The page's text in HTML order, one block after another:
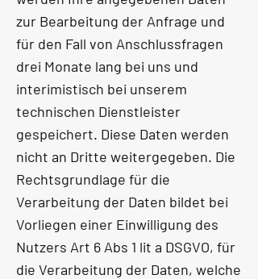
zur Bearbeitung der Anfrage und
für den Fall von Anschlussfragen
drei Monate lang bei uns und
interimistisch bei unserem
technischen Dienstleister
gespeichert. Diese Daten werden
nicht an Dritte weitergegeben. Die
Rechtsgrundlage für die
Verarbeitung der Daten bildet bei
Vorliegen einer Einwilligung des
Nutzers Art 6 Abs 1 lit a DSGVO, für
die Verarbeitung der Daten, welche